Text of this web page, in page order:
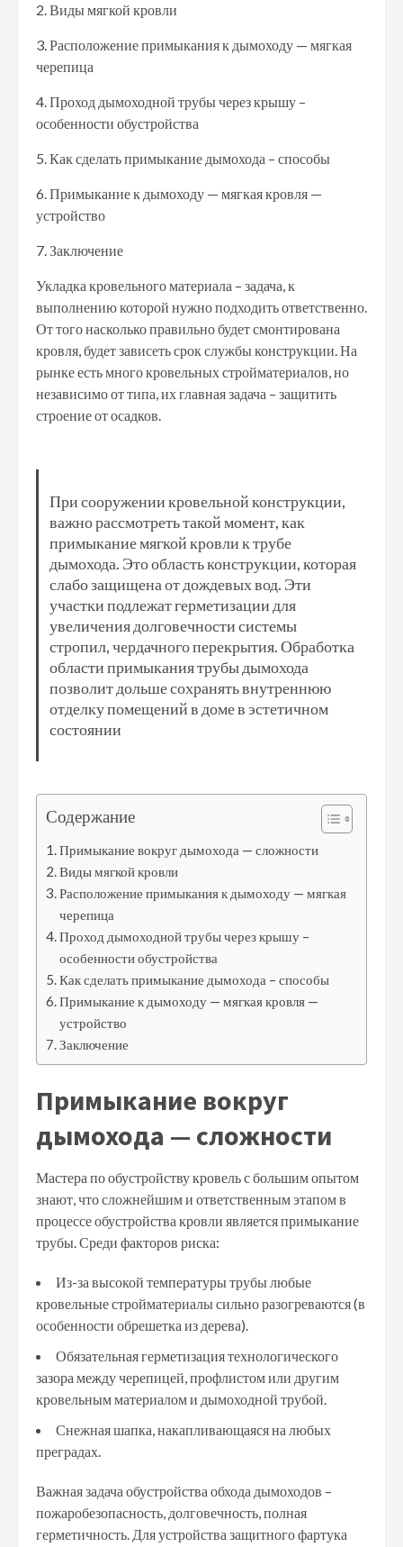
2. Виды мягкой кровли
3. Расположение примыкания к дымоходу — мягкая
черепица
4. Проход дымоходной трубы через крышу –
особенности обустройства
5. Как сделать примыкание дымохода – способы
6. Примыкание к дымоходу — мягкая кровля —
устройство
7. Заключение
Укладка кровельного материала – задача, к
выполнению которой нужно подходить ответственно.
От того насколько правильно будет смонтирована
кровля, будет зависеть срок службы конструкции. На
рынке есть много кровельных стройматериалов, но
независимо от типа, их главная задача – защитить
строение от осадков.
При сооружении кровельной конструкции,
важно рассмотреть такой момент, как
примыкание мягкой кровли к трубе
дымохода. Это область конструкции, которая
слабо защищена от дождевых вод. Эти
участки подлежат герметизации для
увеличения долговечности системы
стропил, чердачного перекрытия. Обработка
области примыкания трубы дымохода
позволит дольше сохранять внутреннюю
отделку помещений в доме в эстетичном
состоянии
Содержание
Примыкание вокруг дымохода — сложности
Виды мягкой кровли
Расположение примыкания к дымоходу — мягкая
черепица
Проход дымоходной трубы через крышу –
особенности обустройства
Как сделать примыкание дымохода – способы
Примыкание к дымоходу — мягкая кровля —
устройство
Заключение
Примыкание вокруг
дымохода — сложности
Мастера по обустройству кровель с большим опытом
знают, что сложнейшим и ответственным этапом в
процессе обустройства кровли является примыкание
трубы. Среди факторов риска:
Из-за высокой температуры трубы любые
кровельные стройматериалы сильно разогреваются (в
особенности обрешетка из дерева).
Обязательная герметизация технологического
зазора между черепицей, профлистом или другим
кровельным материалом и дымоходной трубой.
Снежная шапка, накапливающаяся на любых
преградах.
Важная задача обустройства обхода дымоходов –
пожаробезопасность, долговечность, полная
герметичность. Для устройства защитного фартука